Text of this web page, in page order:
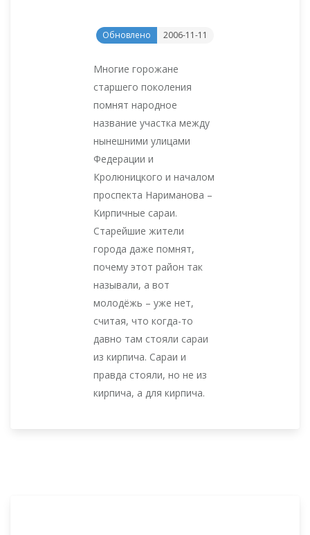
Обновлено 2006-11-11
Многие горожане
старшего поколения
помнят народное
название участка между
нынешними улицами
Федерации и
Кролюницкого и началом
проспекта Нариманова –
Кирпичные сараи.
Старейшие жители
города даже помнят,
почему этот район так
называли, а вот
молодёжь – уже нет,
считая, что когда-то
давно там стояли сараи
из кирпича. Сараи и
правда стояли, но не из
кирпича, а для кирпича.